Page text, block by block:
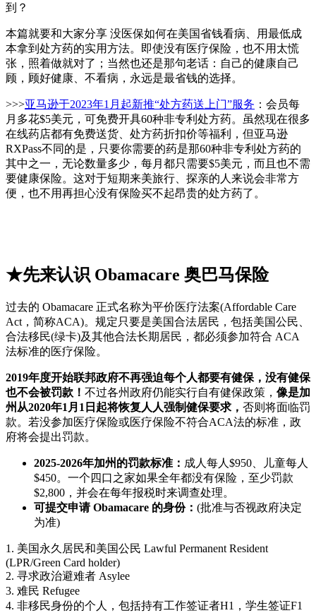
到？
本篇就要和大家分享 没医保如何在美国省钱看病、用最低成
本拿到处方药的实用方法。即使没有医疗保险，也不用太慌
张，照着做就对了；当然也还是那句老话：自己的健康自己
顾，顾好健康、不看病，永远是最省钱的选择。
>>>亚马逊于2023年1月起新推“处方药送上门”服务 ：会员每
月多花$5美元，可免费开具60种非专利处方药。虽然现在很多
在线药店都有免费送货、处方药折扣价等福利，但亚马逊
RXPass不同的是，只要你需要的药是那60种非专利处方药的
其中之一，无论数量多少，每月都只需要$5美元，而且也不需
要健康保险。这对于短期来美旅行、探亲的人来说会非常方
便，也不用再担心没有保险买不起昂贵的处方药了。
★先来认识 Obamacare 奥巴马保险
过去的 Obamacare 正式名称为平价医疗法案(Affordable Care
Act，简称ACA)。规定只要是美国合法居民，包括美国公民、
合法移民(绿卡)及其他合法长期居民，都必须参加符合 ACA
法标准的医疗保险。
2019年度开始联邦政府不再强迫每个人都要有健保，没有健保
也不会被罚款！ 不过各州政府仍能实行自有健保政策， 像是加
州从2020年1月1日起将恢复人人强制健保要求， 否则将面临罚
款。若没参加医疗保险或医疗保险不符合ACA法的标准，政
府将会提出罚款。
2025-2026年加州的罚款标准： 成人每人$950、儿童每人
$450。一个四口之家如果全年都没有保险，至少罚款
$2,800，并会在每年报税时来调查处理。
可提交申请 Obamacare 的身份： (批准与否视政府决定
为准)
1. 美国永久居民和美国公民 Lawful Permanent Resident
(LPR/Green Card holder)
2. 寻求政治避难者 Asylee
3. 难民 Refugee
4. 非移民身份的个人，包括持有工作签证者H1，学生签证F1